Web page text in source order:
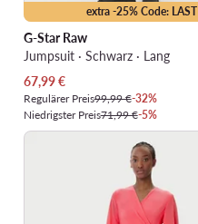
extra -25% Code: LAST
G-Star Raw
Jumpsuit · Schwarz · Lang
Aktueller Preis
67,99€
Regulärer Preis99,99 €-32%
Niedrigster Preis71,99 €-5%